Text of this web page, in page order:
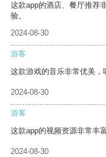
这款app的酒店、餐厅推荐
验。
2024-08-30
游客
这款游戏的音乐非常优美，
2024-08-30
游客
这款app的视频资源非常丰
2024-08-30